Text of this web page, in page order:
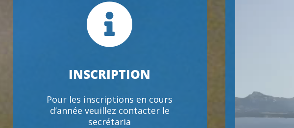

INSCRIPTION
Pour les inscriptions en cours
d’année veuillez contacter le
secrétaria